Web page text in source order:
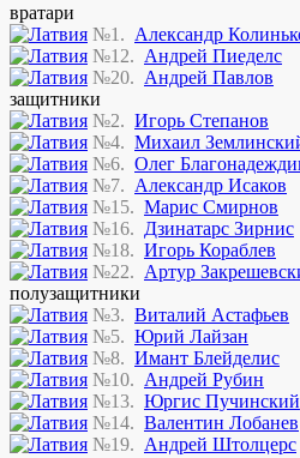
вратари
№1. Александр
№12. Андрей Пиеделс
№20. Андрей Павлов
защитники
№2. Игорь Степанов
№4. Михаил
№6. Олег
№7. Александр Исаков
№15. Марис Смирнов
№16. Дзинатарс Зирнис
№18. Игорь Кораблев
№22. Артур
полузащитники
№3. Виталий Астафьев
№5. Юрий Лайзан
№8. Имант Блейделис
№10. Андрей Рубин
№13. Юргис Пучинский
№14. Валентин Лобанев
№19. Андрей Штолцерс